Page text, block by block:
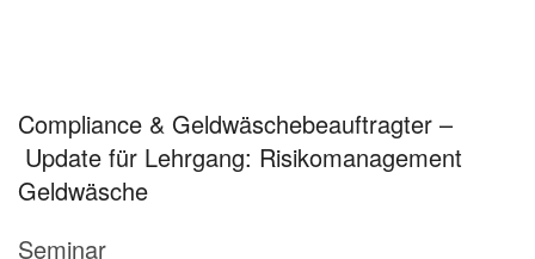
Compliance & Geldwäschebeauftragter –
Update für Lehrgang: Risikomanagement
Geldwäsche
Seminar